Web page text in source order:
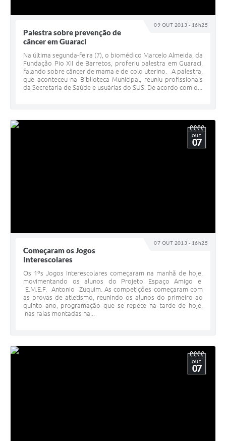
09 OUT 2013 - 16h25
Palestra sobre prevenção de
câncer em Guaraci
Na última segunda-feira (7), o biomédico Marcelo Almeida, da
Fundação Pio XII de Barretos, proferiu palestra em Guaraci,
falando sobre câncer de mama e de colo uterino. A palestra,
que aconteceu na Biblioteca Municipal, reuniu profissionais
da Secretaria de Saúde e usuárias do SUS. De acordo com o...
07 OUT 2013 - 16h25
OUT
07
Começaram os Jogos
Interescolares
Os 1ºs Jogos Interescolares começaram na manhã de hoje,
movimentando os alunos do Projeto Espaço Amigo e
E.M.E.F. Antonio Zuquim. As competições começaram com
as provas de atletismo, reunindo os alunos do primeiro ao
quinto ano, programação que se repete na tarde de hoje,
nas raias montadas na...
OUT
07